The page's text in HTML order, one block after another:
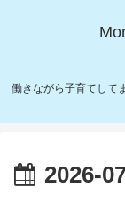
働きながら子育てして
2026-